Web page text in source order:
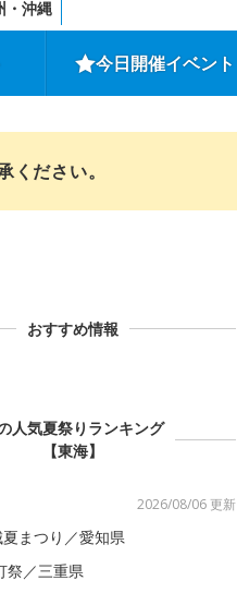
・沖縄
今日開催イベント
ださい。
おすすめ情報
人気夏祭りランキング
【東海】
2026/08/06 更新
まつり／愛知県
祭／三重県